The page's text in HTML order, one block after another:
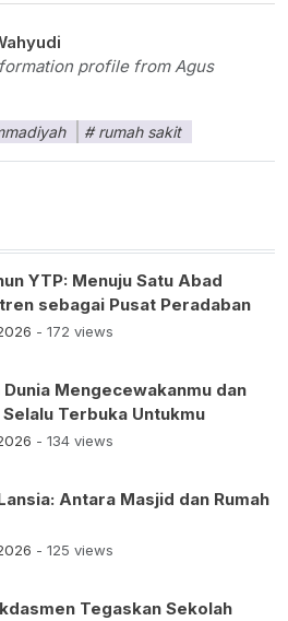
profile from Agus
rumah sakit
YTP: Menuju Satu Abad
sebagai Pusat Peradaban
- 172 views
Dunia Mengecewakanmu dan
Terbuka Untukmu
- 134 views
Antara Masjid dan Rumah
- 125 views
Tegaskan Sekolah